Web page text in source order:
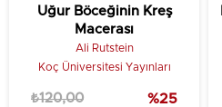
Uğur Böceğinin Kreş
Macerası
Ali Rutstein
Koç Üniversitesi Yayınları
₺120,00 %25